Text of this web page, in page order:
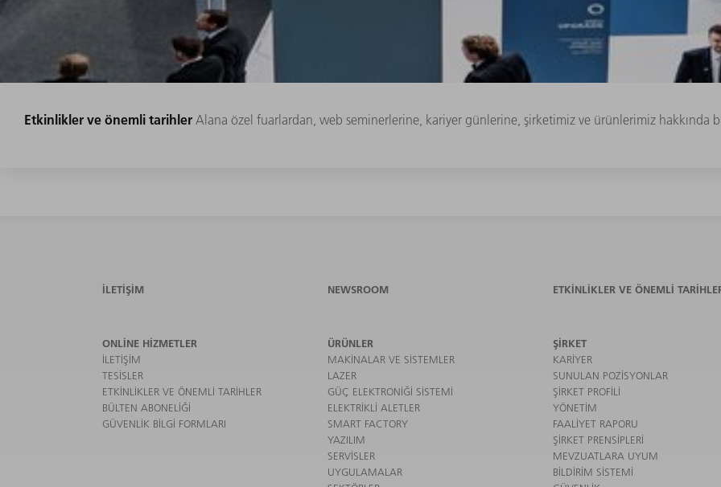
Etkinlikler ve önemli tarihler Alana özel fuarlardan, web seminerlerine, kariyer günlerine, şirketimiz ve ürünlerimiz hakkında
İLETIŞIM NEWSROOM ETKINLIKLER VE ÖNEMLI
ONLINE HIZMETLER
İLETIŞIM
TESISLER
ETKINLIKLER VE ÖNEMLI TARIHLER
BÜLTEN ABONELIĞI
GÜVENLIK BILGI FORMLARI
ÜRÜNLER
MAKINALAR VE SISTEMLER
LAZER
GÜÇ ELEKTRONIĞI SISTEMI
ELEKTRIKLI ALETLER
SMART FACTORY
YAZILIM
SERVISLER
UYGULAMALAR
ŞIRKET
KARIYER
SUNULAN POZISYONLAR
ŞIRKET PROFILI
YÖNETIM
FAALIYET RAPORU
ŞIRKET PRENSIPLERI
MEVZUATLARA UYUM
BILDIRIM SISTEMI